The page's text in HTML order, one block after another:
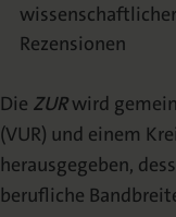
Rezensionen
Die ZURwird
(VUR) und einem
herausgegeben,
berufliche